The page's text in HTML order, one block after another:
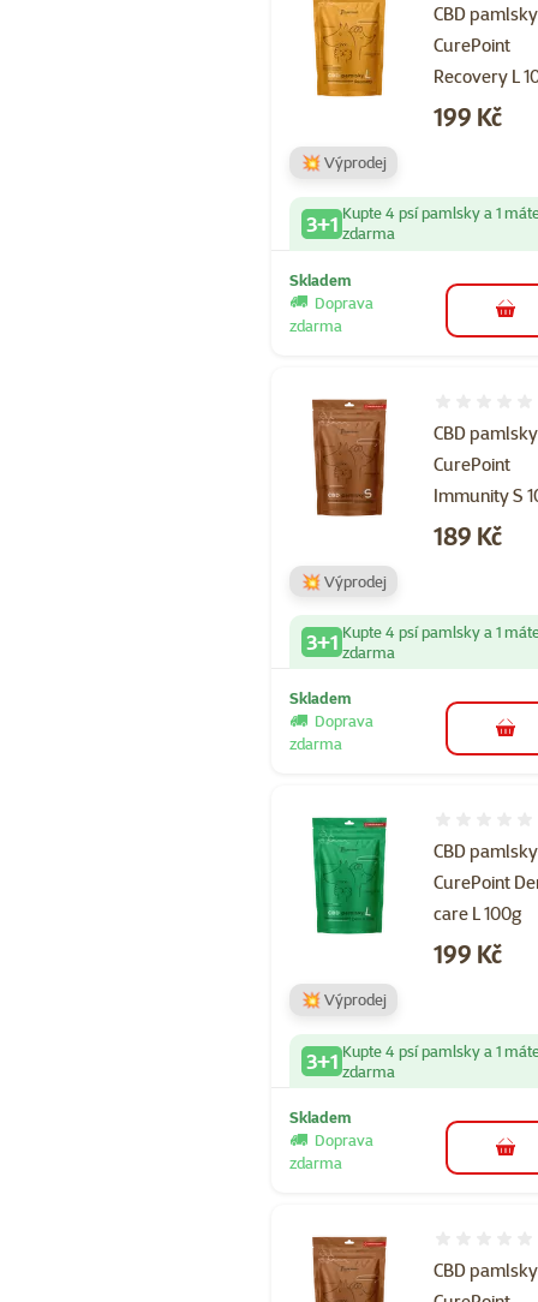
CBD pamlsky
CurePoint
Recovery L
Cena
199 Kč
💥 Výprodej
3+1 Kupte 4 psí pamlsky a 1
zdarma
Skladem
Doprava
zdarma
do
CBD pamlsky
CurePoint
Immunity S
Cena
189 Kč
💥 Výprodej
3+1 Kupte 4 psí pamlsky a 1
zdarma
Skladem
Doprava
zdarma
do
CBD pamlsky
CurePoint
care L 100g
Cena
199 Kč
💥 Výprodej
3+1 Kupte 4 psí pamlsky a 1
zdarma
Skladem
Doprava
zdarma
do
CBD pamlsky